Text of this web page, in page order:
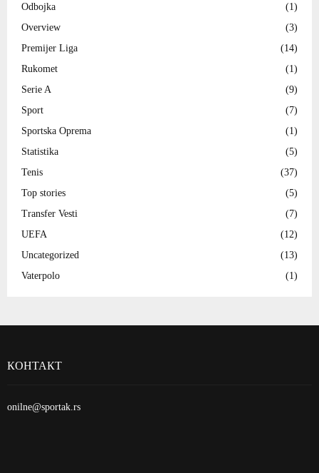
Odbojka
(1)
Overview
(3)
Premijer Liga
(14)
Rukomet
(1)
Serie A
(9)
Sport
(7)
Sportska Oprema
(1)
Statistika
(5)
Tenis
(37)
Top stories
(5)
Transfer Vesti
(7)
UEFA
(12)
Uncategorized
(13)
Vaterpolo
(1)
КОНТАКТ
onilne@sportak.rs